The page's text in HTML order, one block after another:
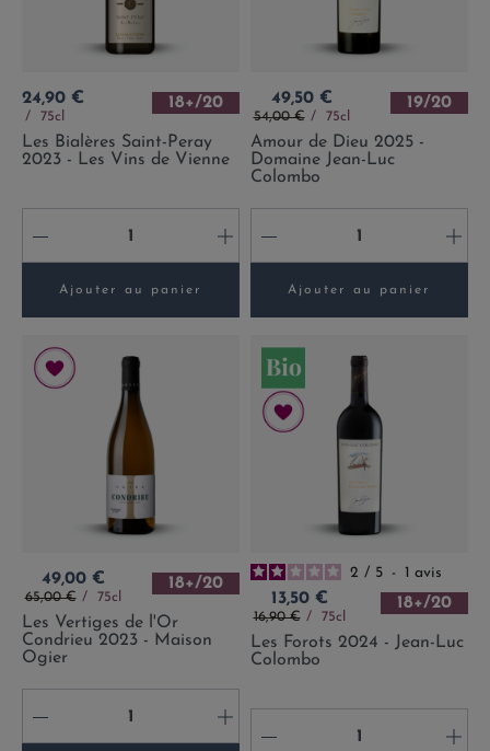
Prix
24,90 €
75cl
18+/20
Les Bialères Saint-Peray
2023 - Les Vins de Vienne
- +
Ajouter au panier
Prix
49,50 €
Prix de base
54,00 € 75cl
19/20
Amour de Dieu 2025 -
Domaine Jean-Luc
Colombo
- +
Ajouter au panier
Prix
49,00 €
Prix de base
65,00 € 75cl
18+/20
Les Vertiges de l'Or
Condrieu 2023 - Maison
Ogier
- +
2 / 5 - 1 avis
Prix
13,50 €
Prix de base
16,90 € 75cl
18+/20
Les Forots 2024 - Jean-Luc
Colombo
- +